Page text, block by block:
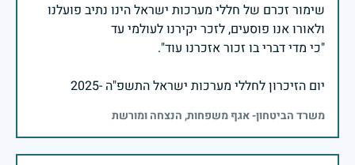
שימור זכרם של חללי מערכות ישראל הינו נתיב פועלנו
יום הזיכרון לחללי מערכות ישראל התשפ"ה -2025
משרד הביטחון- אגף משפחות, הנצחה ומורשת